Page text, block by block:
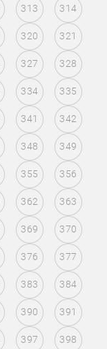
313 314
320 321
327 328
334 335
341 342
348 349
355 356
362 363
369 370
376 377
383 384
390 391
397 398